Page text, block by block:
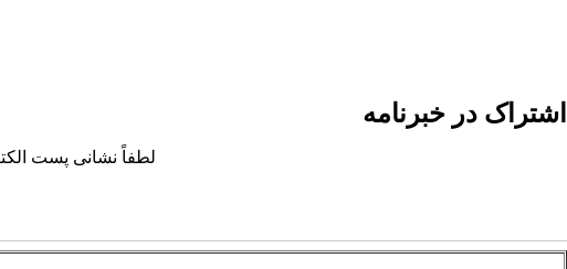
اشتراک در خبرنامه
لطفاً نشانی پست